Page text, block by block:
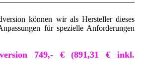
können wir als Hersteller dieses
für spezielle Anforderungen
749,- € (891,31 € inkl.